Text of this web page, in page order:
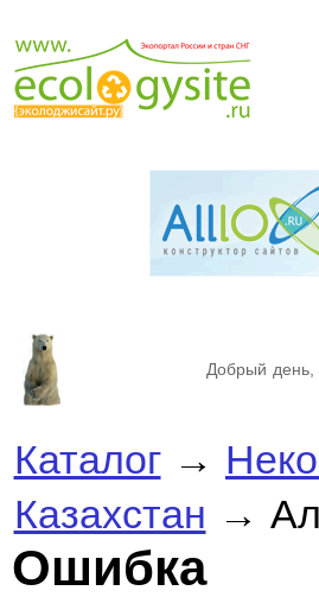
Добрый день,
Каталог→
Казахстан →
Ошибка